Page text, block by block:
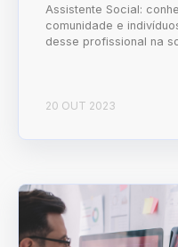
Assistente Social:
comunidade e
desse profissional na
20 OUT 2023